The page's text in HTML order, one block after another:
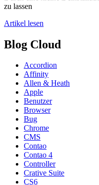
zu lassen
Artikel lesen
Blog Cloud
Accordion
Affinity
Allen & Heath
Apple
Benutzer
Browser
Bug
Chrome
CMS
Contao
Contao 4
Controller
Crative Suite
CS6